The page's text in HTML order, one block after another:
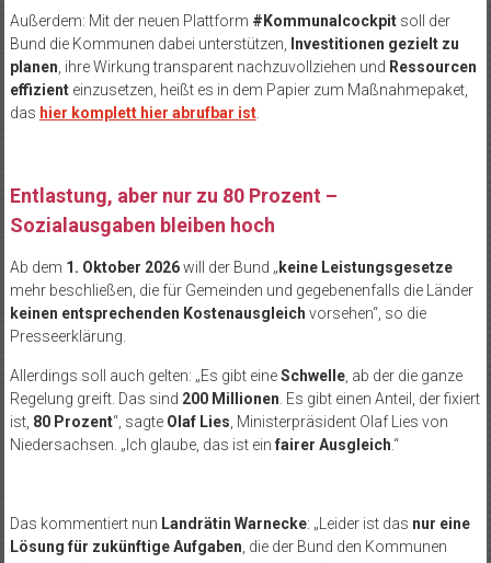
Außerdem: Mit der neuen Plattform #Kommunalcockpitsoll der
Bund die Kommunen dabei unterstützen, Investitionen gezielt zu
planen, ihre Wirkung transparent nachzuvollziehen und Ressourcen
effizienteinzusetzen, heißt es in dem Papier zum Maßnahmepaket,
das hier komplett hier abrufbar ist.
Entlastung, aber nur zu 80 Prozent –
Sozialausgaben bleiben hoch
Ab dem 1. Oktober 2026will der Bund „ keine Leistungsgesetze
mehr beschließen, die für Gemeinden und gegebenenfalls die Länder
keinen entsprechenden Kostenausgleich vorsehen“, so die
Presseerklärung.
Allerdings soll auch gelten: „Es gibt eineSchwelle, ab der die ganze
Regelung greift. Das sind 200 Millionen. Es gibt einen Anteil, der fixiert
ist, 80 Prozent“, sagte Olaf Lies, Ministerpräsident Olaf Lies von
Niedersachsen. „Ich glaube, das ist ein fairer Ausgleich.“
Das kommentiert nun Landrätin Warnecke: „Leider ist das nur eine
Lösung für zukünftige Aufgaben, die der Bund den Kommunen